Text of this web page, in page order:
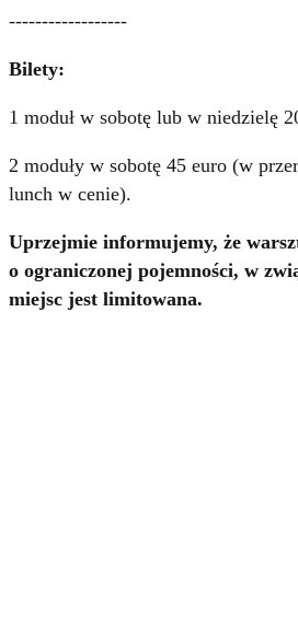
------------------
Bilety:
1 moduł w sobotę lub w niedzielę
2 moduły w sobotę 45 euro (w
lunch w cenie).
Uprzejmie informujemy, że
o ograniczonej pojemności, w
miejsc jest limitowana.